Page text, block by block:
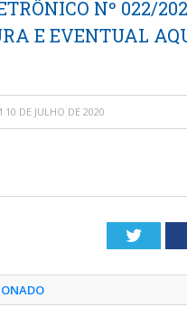
Nº 022/
E EVENTUAL
10 DE JULHO DE 2020